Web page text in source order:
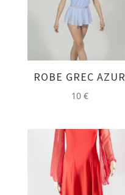
ROBE GREC AZUR
10 €